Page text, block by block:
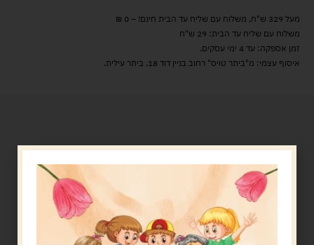
מעל 329 ש"ח, משלוח עם שליח עד הבית חינם! – 0 ₪
משלוח עם שליח עד הבית: 29 ש"ח
זמן אספקה: עד 4 ימי עסקים.
איסוף עצמי: מ"ביתר טויס" רחוב בניין דוד 18, ביתר עילית.